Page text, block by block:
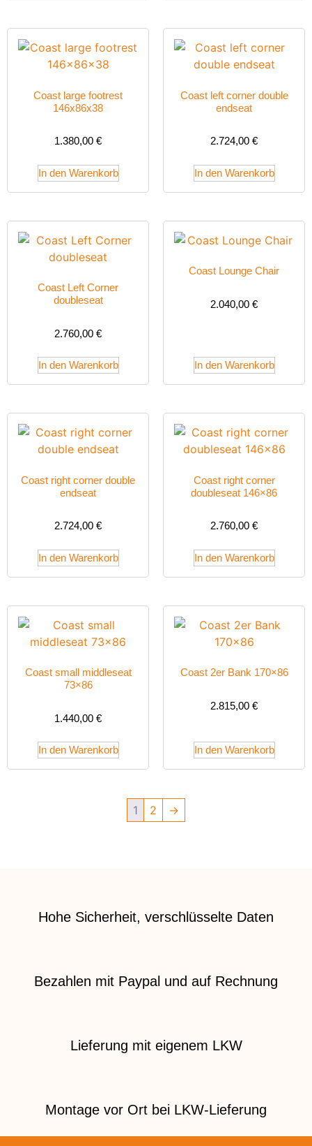
Coast large footrest
146x86x38
1.380,00 €
In den Warenkorb
Coast left corner double
endseat
2.724,00 €
In den Warenkorb
Coast Left Corner
doubleseat
2.760,00 €
In den Warenkorb
Coast Lounge Chair
2.040,00 €
In den Warenkorb
Coast right corner double
endseat
2.724,00 €
In den Warenkorb
Coast right corner
doubleseat 146×86
2.760,00 €
In den Warenkorb
Coast small middleseat
73×86
1.440,00 €
In den Warenkorb
Coast 2er Bank 170×86
2.815,00 €
In den Warenkorb
1 2 →
Hohe Sicherheit, verschlüsselte Daten
Bezahlen mit Paypal und auf Rechnung
Lieferung mit eigenem LKW
Montage vor Ort bei LKW-Lieferung